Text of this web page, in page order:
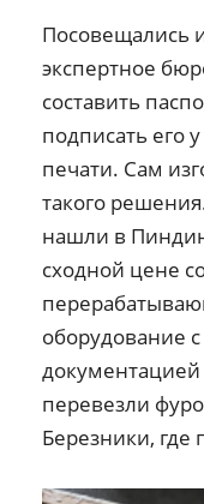
Посовещались
экспертное
составить
подписать его
печати. Сам
такого
нашли в
сходной цене
оборудование
перевезли
Березники, где